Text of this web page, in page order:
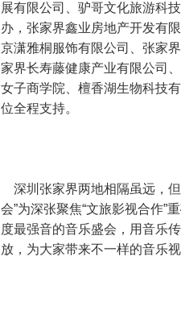
展有限公司、驴哥文化旅游科
办，张家界鑫业房地产开发有
京潇雅桐服饰有限公司、张家
家界长寿藤健康产业有限公司
女子商学院、檀香湖生物科技
位全程支持。
深圳张家界两地相隔虽远，但
会”为深张聚焦“文旅影视合作”
度最强音的音乐盛会，用音乐
放，为大家带来不一样的音乐